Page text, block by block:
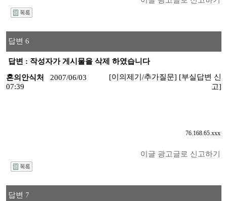
답변 6
답변 : 작성자가 게시물을 삭제 하였습니다
혼의안식처
2007/06/03
07:39
[이의제기/추가질문] [부실답변 신
고]
76.168.65.xxx
이글 광고글로 신고하기
답변 7